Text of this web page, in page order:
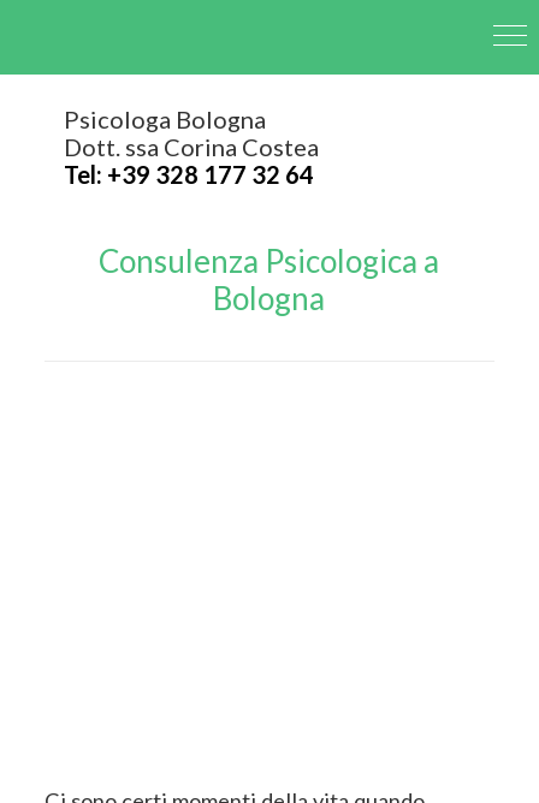
Psicologa Bologna
Dott. ssa Corina Costea
Tel: +39 328 177 32 64
Consulenza Psicologica a
Bologna